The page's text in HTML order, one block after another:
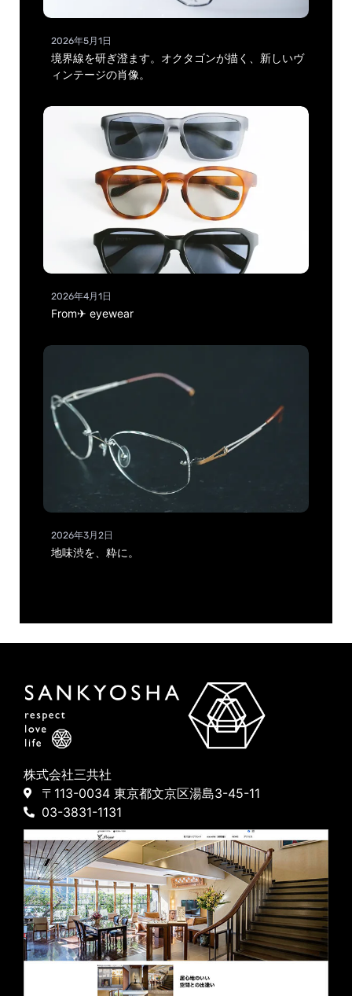
2026年5月1日
境界線を研ぎ澄ます。オクタゴンが描く、新しいヴ
ィンテージの肖像。
2026年4月1日
From✈ eyewear
2026年3月2日
地味渋を、粋に。
株式会社三共社
〒113-0034 東京都文京区湯島3-45-11
03-3831-1131